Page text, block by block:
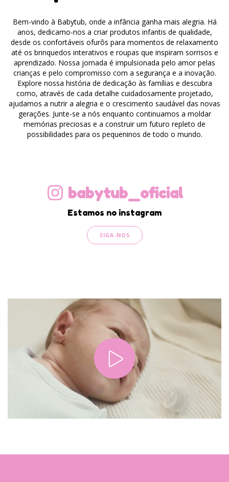
Bem-vindo à Babytub, onde a infância ganha mais alegria. Há
anos, dedicamo-nos a criar produtos infantis de qualidade,
desde os confortáveis ofurôs para momentos de relaxamento
até os brinquedos interativos e roupas que inspiram sorrisos e
aprendizado. Nossa jornada é impulsionada pelo amor pelas
crianças e pelo compromisso com a segurança e a inovação.
Explore nossa história de dedicação às famílias e descubra
como, através de cada detalhe cuidadosamente projetado,
ajudamos a nutrir a alegria e o crescimento saudável das novas
gerações. Junte-se a nós enquanto continuamos a moldar
memórias preciosas e a construir um futuro repleto de
possibilidades para os pequeninos de todo o mundo.
babytub_oficial
Estamos no instagram
SIGA-NOS